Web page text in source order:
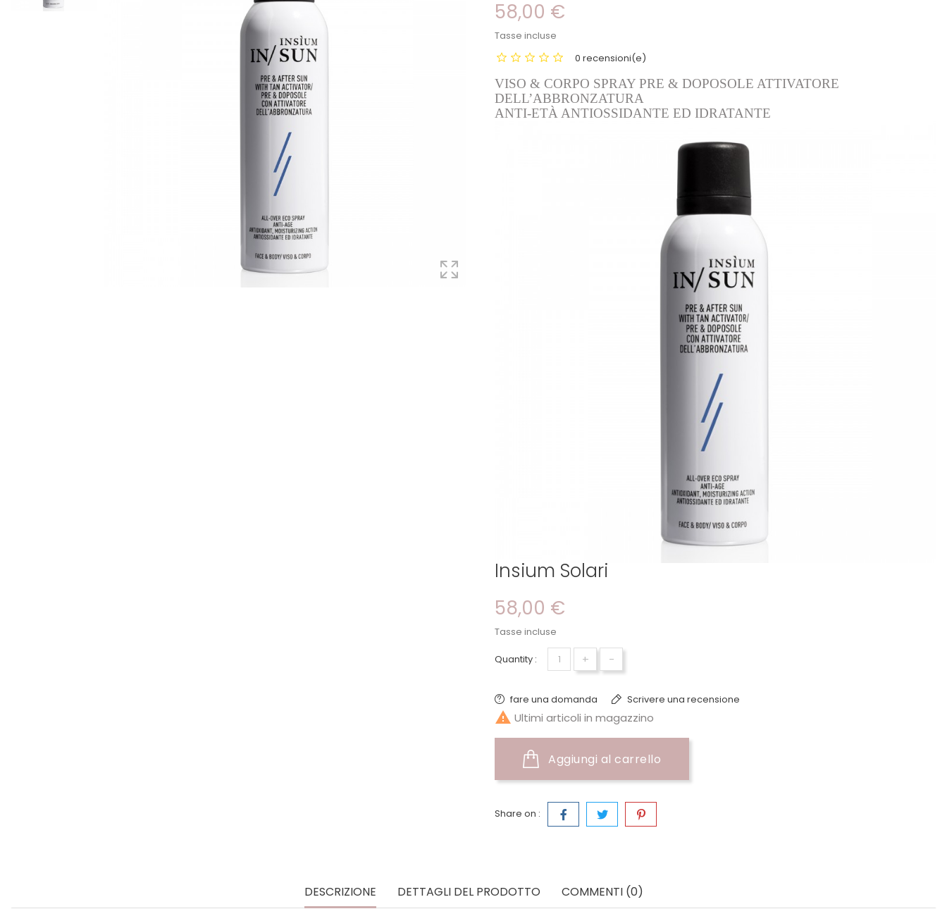
58,00 €
Tasse incluse
0 recensioni(e)
VISO & CORPO SPRAY PRE & DOPOSOLE ATTIVATORE
DELL’ABBRONZATURA
ANTI-ETÀ ANTIOSSIDANTE ED IDRATANTE
Insium Solari
58,00 €
Tasse incluse
Quantity : + -
fare una domanda Scrivere una recensione
 Ultimi articoli in magazzino
Aggiungi al carrello
Share on :
DESCRIZIONE DETTAGLI DEL PRODOTTO COMMENTI (0)